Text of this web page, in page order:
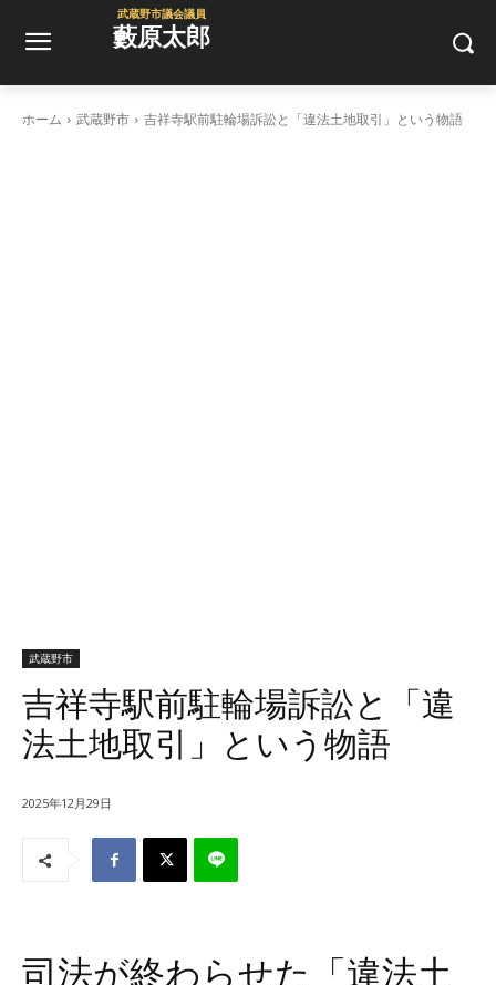
武蔵野市議会議員
藪原太郎
ホーム 武蔵野市 吉祥寺駅前駐輪場訴訟と「違法土地取引」という物語
武蔵野市
吉祥寺駅前駐輪場訴訟と「違
法土地取引」という物語
2025年12月29日
司法が終わらせた「違法土